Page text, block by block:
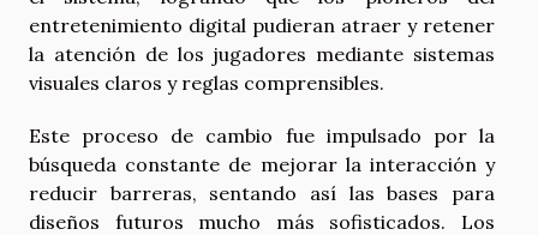
entretenimiento digital pudieran atraer y retener
la atención de los jugadores mediante sistemas
visuales claros y reglas comprensibles.
Este proceso de cambio fue impulsado por la
búsqueda constante de mejorar la interacción y
reducir barreras, sentando así las bases para
diseños futuros mucho más sofisticados. Los